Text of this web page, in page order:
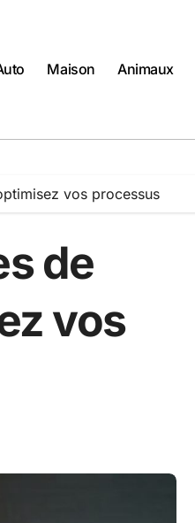
Maison Animaux
vos processus
de
vos